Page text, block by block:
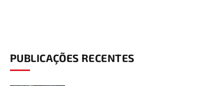
PUBLICAÇÕES RECENTES